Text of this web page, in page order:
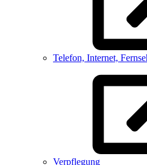
Telefon, Internet,
Verpflegung